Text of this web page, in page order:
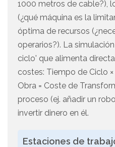
1000 metros de cable?),
(¿qué máquina es la
óptima de recursos
operarios?). La
ciclo' que alimenta
costes: Tiempo de Ciclo
Obra = Coste de
proceso (ej. añadir un
invertir dinero en él.
Estaciones de